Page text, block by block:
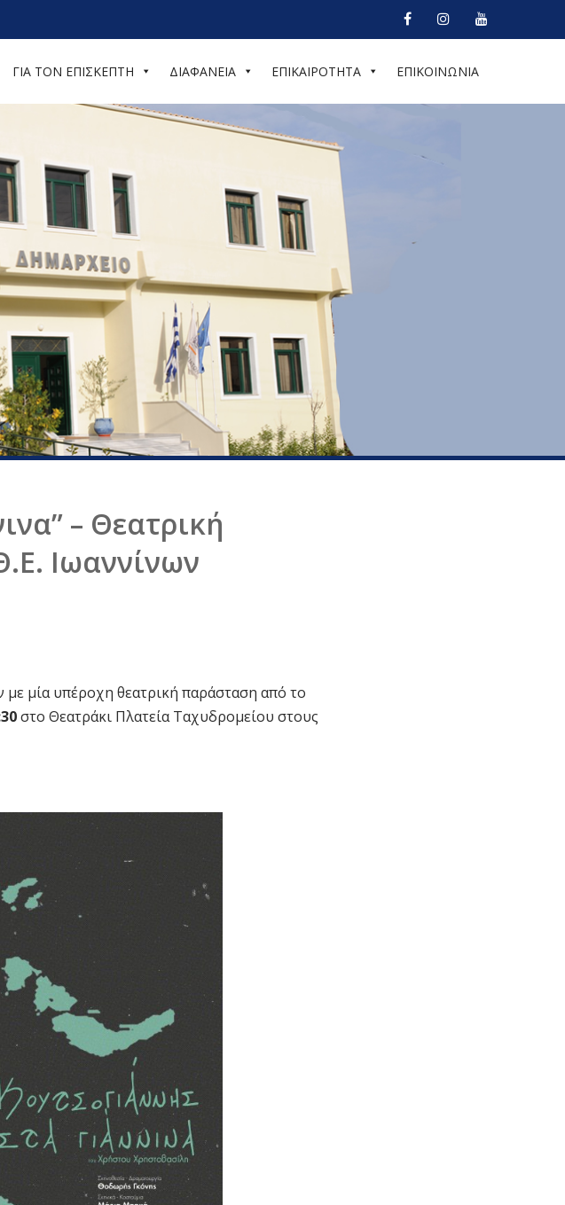
ΓΙΑ ΤΟΝ ΕΠΙΣΚΕΠΤΗ ΔΙΑΦΑΝΕΙΑ ΕΠΙΚΑΙΡΟΤΗΤΑ ΕΠΙΚΟΙΝΩΝΙΑ
– Θεατρική
Ιωαννίνων
μία υπέροχη θεατρική παράσταση από το
στο Θεατράκι Πλατεία Ταχυδρομείου στους